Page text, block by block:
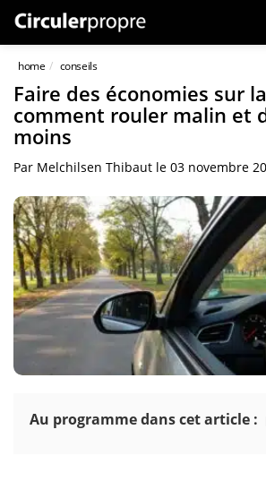
home conseils
Faire des économies sur
comment rouler malin et
moins
Par Melchilsen Thibaut le 03 novembre
Au programme dans cet article :